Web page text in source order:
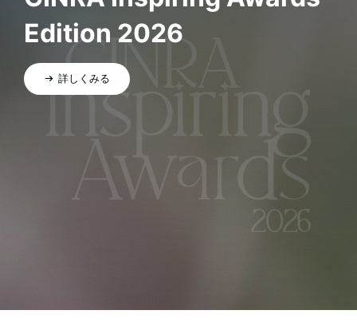
Edition 2026
詳しくみる